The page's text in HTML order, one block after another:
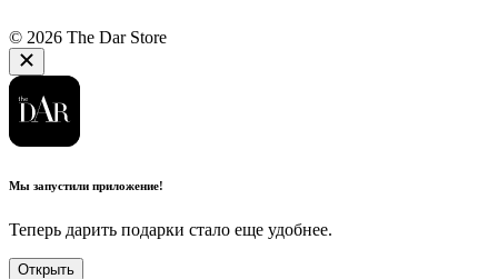
© 2026 The Dar Store
Мы запустили приложение!
Теперь дарить подарки стало еще удобнее.
Открыть